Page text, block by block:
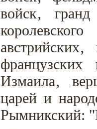
войск‚
австрийских‚
французских
Измаила‚
царей и
Рымникский: